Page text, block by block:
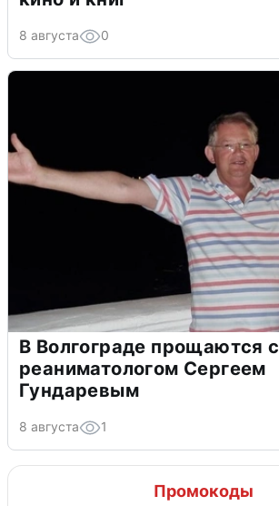
8 августа 0
В Волгограде прощаются с
реаниматологом Сергеем
Гундаревым
8 августа 1
Промокоды